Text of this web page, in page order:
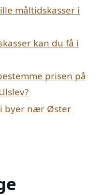
måltidskasser i
kan du få i
prisen på
i byer nær Øster